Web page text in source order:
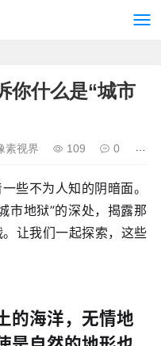
你什么是“城市
素视界 109 0
些不为人知的阴暗面。
市地狱”的深处，揭露那
让我们一起探索，这些
的海洋，无情地